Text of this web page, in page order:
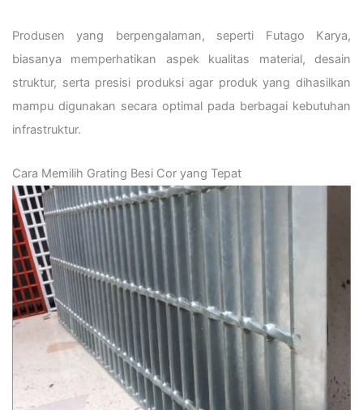
Produsen yang berpengalaman, seperti Futago Karya,
biasanya memperhatikan aspek kualitas material, desain
struktur, serta presisi produksi agar produk yang dihasilkan
mampu digunakan secara optimal pada berbagai kebutuhan
infrastruktur.
Cara Memilih Grating Besi Cor yang Tepat